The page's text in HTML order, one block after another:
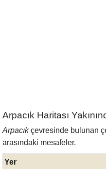
Arpacık Haritası
Arpacıkçevresinde bulunan
arasındaki mesafeler.
Yer